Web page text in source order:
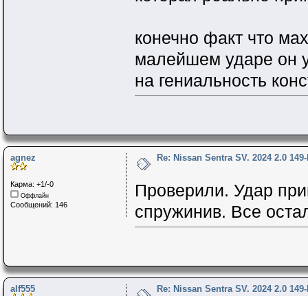
конечно факт что
малейшем ударе он
на гениальность
agnez
Карма: +1/-0
Оффлайн
Сообщений: 146
Re: Nissan Sentra SV. 2024 2.0
Проверили. Удар
спружинив. Все
alf555 Re: Nissan Sentra SV. 2024 2.0